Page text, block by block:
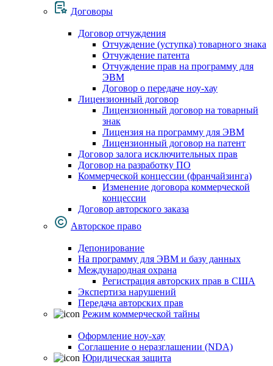
Договоры
Договор отчуждения
Отчуждение (уступка) товарного знака
Отчуждение патента
Отчуждение прав на программу для
ЭВМ
Договор о передаче ноу-хау
Лицензионный договор
Лицензионный договор на товарный
знак
Лицензия на программу для ЭВМ
Лицензионный договор на патент
Договор залога исключительных прав
Договор на разработку ПО
Коммерческой концессии (франчайзинга)
Изменение договора коммерческой
концессии
Договор авторского заказа
Авторское право
Депонирование
На программу для ЭВМ и базу данных
Международная охрана
Регистрация авторских прав в США
Экспертиза нарушений
Передача авторских прав
Режим коммерческой тайны
Оформление ноу-хау
Соглашение о неразглашении (NDA)
Юридическая защита